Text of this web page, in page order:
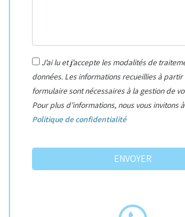
J’ai lu et j’accepte les modalités de
données. Les informations recueillies à partir
formulaire sont nécessaires à la gestion de
Pour plus d’informations, nous vous invitons
Politique de confidentialité